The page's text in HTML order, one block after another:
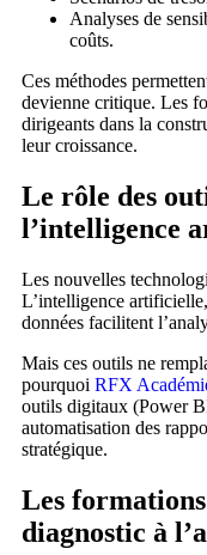
Analyses de
coûts.
Ces méthodes
devienne critique. Les
dirigeants dans la
leur croissance.
Le rôle des
l’intelligence
Les nouvelles
L’intelligence
données facilitent
Mais ces outils ne
pourquoi RFX
outils digitaux (Power
automatisation des
stratégique.
Les
diagnostic à